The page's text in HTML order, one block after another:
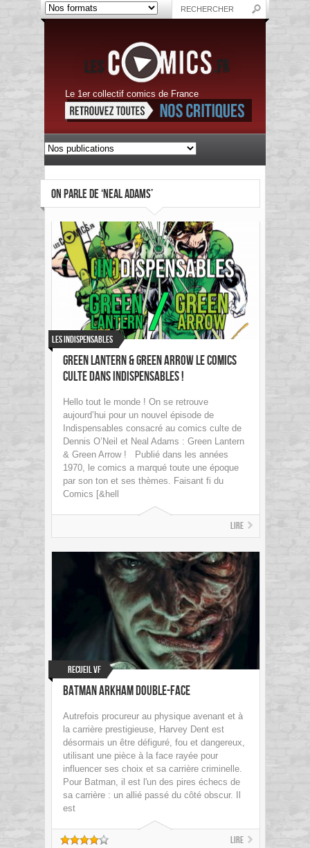
Le 1er collectif comics de France
ON PARLE DE ‘NEAL ADAMS’
Les indispensables
Green Lantern & Green Arrow Le comics
culte dans Indispensables !
Hello tout le monde ! On se retrouve
aujourd’hui pour un nouvel épisode de
Indispensables consacré au comics culte de
Dennis O’Neil et Neal Adams : Green Lantern
& Green Arrow ! Publié dans les années
1970, le comics a marqué toute une époque
par son ton et ses thèmes. Faisant fi du
Comics [&hell
Lire
Recueil VF
Batman Arkham Double-Face
Autrefois procureur au physique avenant et à
la carrière prestigieuse, Harvey Dent est
désormais un être défiguré, fou et dangereux,
utilisant une pièce à la face rayée pour
influencer ses choix et sa carrière criminelle.
Pour Batman, il est l'un des pires échecs de
sa carrière : un allié passé du côté obscur. Il
est
Lire